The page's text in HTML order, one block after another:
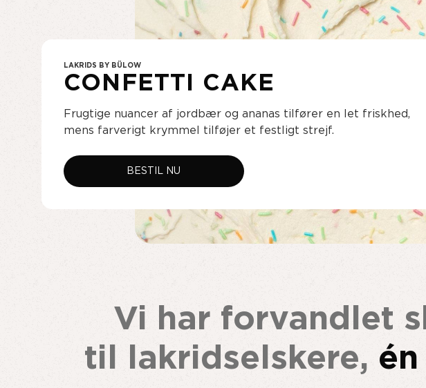
Slow Crafted Lakrids
Limited Editions
LÆS
LAKRIDS BY BÜLOW
CONFETTI CAKE
Frugtige nuancer af jordbær og ananas tilfører en let friskhed,
mens farverigt krymmel tilføjer et festligt strejf.
BESTIL NU
Vi har forvandlet
til lakridselskere,